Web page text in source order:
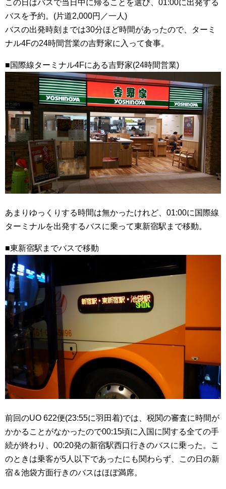
この日はバスで当日中に帰ることを選び、01:00に出発する
バスを予約。(片道2,000円／一人)
バスの出発時刻までは30分ほど時間があったので、ターミ
ナル4Fの24時間営業の吉野家に入って食事。
■国際線ターミナル4Fにある吉野家(24時間営業)
あまりゆっくりする時間は無かったけれど、01:00に国際線
ターミナルを出発するバスに乗って東新宿駅まで移動。
■東新宿駅までバスで移動
前回のUO 622便(23:55に羽田着)では、税関の審査に時間が
かかることがなかったので00:15頃に入国に関する全ての手
続が終わり、00:20発の新宿駅西口行きのバスに乗った。こ
のときは乗客が5人以下であったにも関わらず、この日の新
宿＆池袋方面行きのバスはほぼ満席。